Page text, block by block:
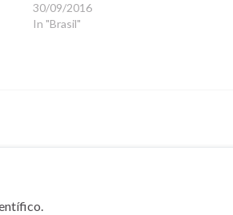
30/09/2016
In "Brasil"